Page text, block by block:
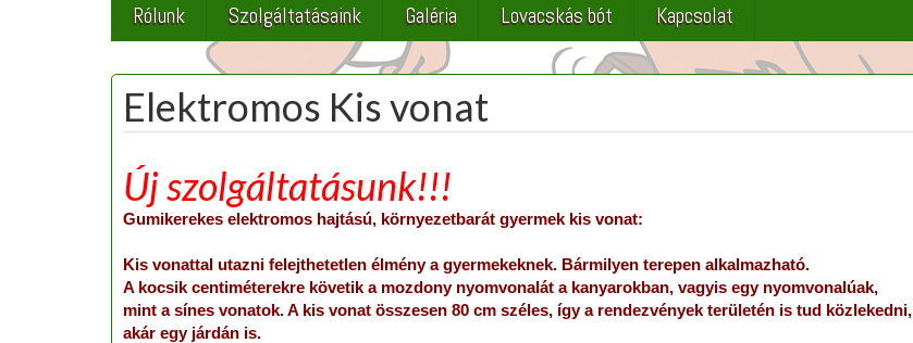
Rólunk Szolgáltatásaink Galéria Lovacskás bót Kapcsolat
Elektromos Kis vonat
Új szolgáltatásunk!!!
Gumikerekes elektromos hajtású, környezetbarát gyermek kis vonat:
Kis vonattal utazni felejthetetlen élmény a gyermekeknek. Bármilyen terepen alkalmazható.
A kocsik centiméterekre követik a mozdony nyomvonalát a kanyarokban, vagyis egy nyomvonalúak,
mint a sínes vonatok. A kis vonat összesen 80 cm széles, így a rendezvények területén is tud közlekedni,
akár egy járdán is.